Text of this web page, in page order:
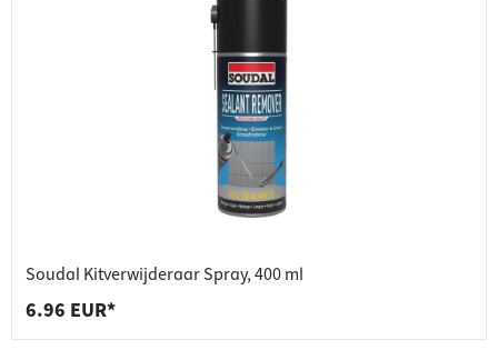
Soudal Kitverwijderaar Spray, 400 ml
6.96 EUR*